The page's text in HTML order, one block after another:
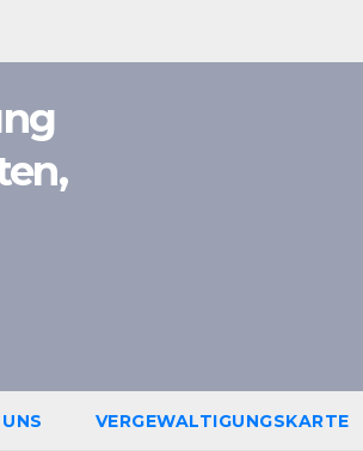
VERGEWALTIGUNGSKARTE